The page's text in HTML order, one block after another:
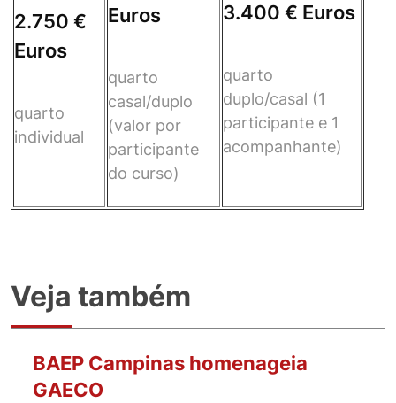
2.750 €
Euros
quarto
individual
Euros
quarto
casal/duplo
(valor por
participante
do curso)
3.400 € Euros
quarto
duplo/casal (1
participante e 1
acompanhante)
Veja também
BAEP Campinas homenageia
GAECO